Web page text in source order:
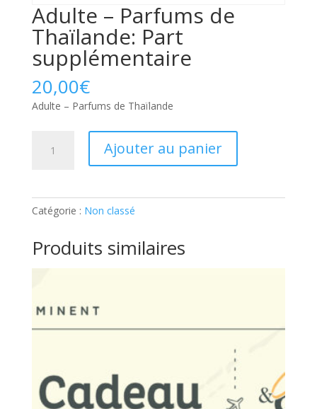
Adulte – Parfums de
Thaïlande: Part
supplémentaire
20,00€
Adulte – Parfums de Thaïlande
Parfums
Part
supplémentaire
Ajouter au panier
Catégorie : Non classé
Produits similaires